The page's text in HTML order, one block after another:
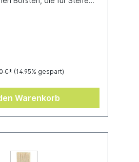
€* (14.95% gespart)
Warenkorb